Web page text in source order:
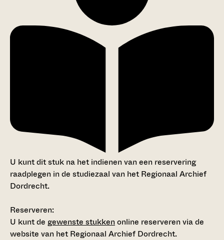
U kunt dit stuk na het indienen van een reservering
raadplegen in de studiezaal van het Regionaal Archief
Dordrecht.
Reserveren:
U kunt de gewenste stukkenonline reserveren via de
website van het Regionaal Archief Dordrecht.